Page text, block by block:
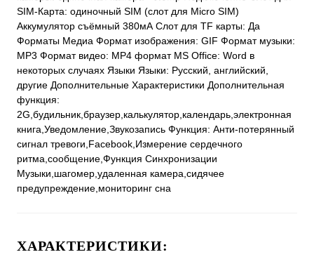
SIM-Карта: одиночный SIM (слот для Micro SIM)
Аккумулятор съёмный 380мА Слот для TF карты: Да
Форматы Медиа Формат изображения: GIF Формат музыки:
MP3 Формат видео: MP4 формат MS Office: Word в
некоторых случаях Языки Языки: Русский, английский,
другие Дополнительные Характеристики Дополнительная
функция:
2G,будильник,браузер,калькулятор,календарь,электронная
книга,Уведомление,Звукозапись Функция: Анти-потерянный
сигнал тревоги,Facebook,Измерение сердечного
ритма,сообщение,Функция Синхронизации
Музыки,шагомер,удаленная камера,сидячее
предупреждение,мониторинг сна
ХАРАКТЕРИСТИКИ: